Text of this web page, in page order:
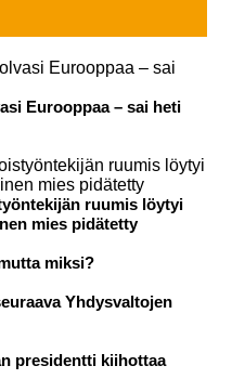
Eurooppaa – sai heti
ruumis löytyi
mies pidätetty
miksi?
Yhdysvaltojen
presidentti kiihottaa